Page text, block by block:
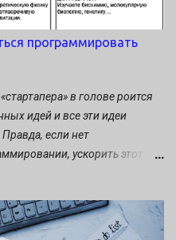
программировать
в голове роится
идей и все эти идеи
если нет
ускорить этот
самому. Какое
к советам